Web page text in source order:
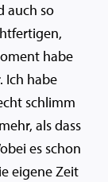
auch so
habe
Ich habe
schlimm
als dass
es schon
eigene Zeit